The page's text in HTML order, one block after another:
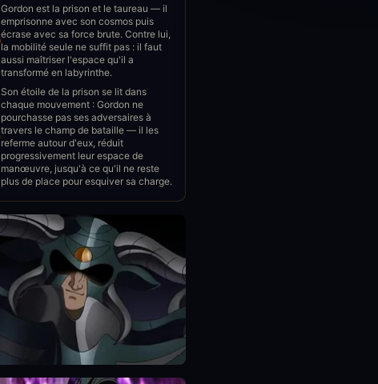
Gordon est la prison et le taureau — il
emprisonne avec son cosmos puis
écrase avec sa force brute. Contre lui,
la mobilité seule ne suffit pas : il faut
aussi maîtriser l'espace qu'il a
transformé en labyrinthe.
Son étoile de la prison se lit dans
chaque mouvement : Gordon ne
pourchasse pas ses adversaires à
travers le champ de bataille — il les
referme autour d'eux, réduit
progressivement leur espace de
manœuvre, jusqu'à ce qu'il ne reste
plus de place pour esquiver sa charge.